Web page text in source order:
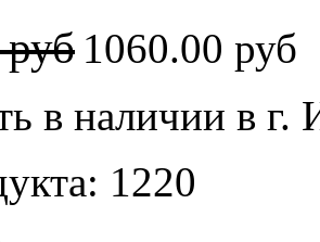
1060.00 руб
в наличии в г.
1220